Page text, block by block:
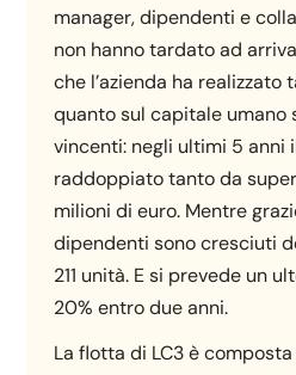
manager, dipendenti e
non hanno tardato ad
che l’azienda ha realizzato
quanto sul capitale umano
vincenti: negli ultimi 5 anni
raddoppiato tanto da
milioni di euro. Mentre
dipendenti sono cresciuti
211 unità. E si prevede un
20% entro due anni.
La flotta di LC3 è